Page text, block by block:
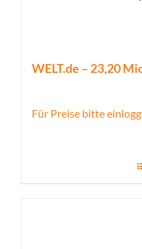
WELT.de – 23,20
Für Preise bitte